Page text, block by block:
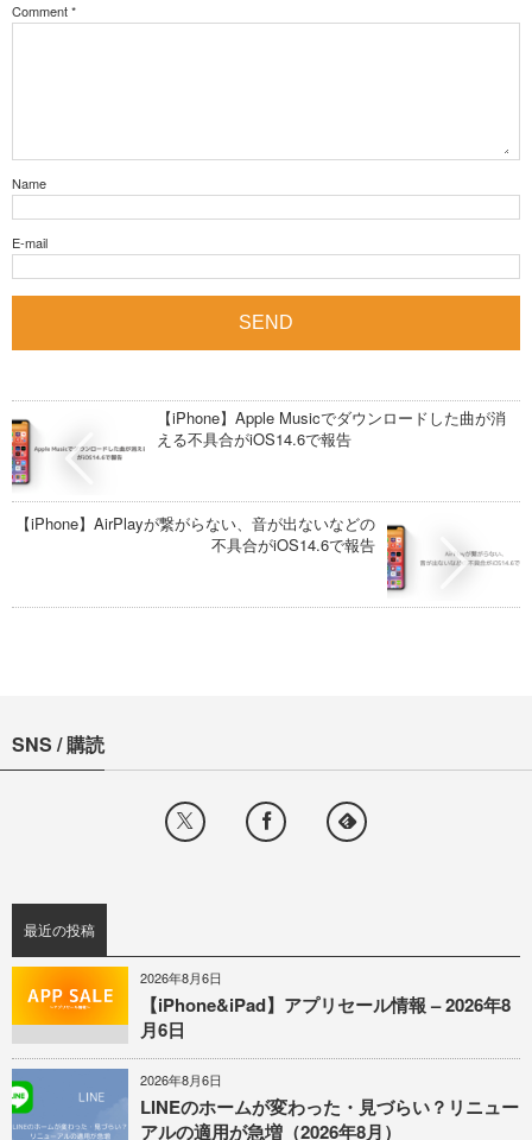
Comment*
Name
E-mail
【iPhone】Apple Musicでダウンロードした曲が消
える不具合がiOS14.6で報告
【iPhone】AirPlayが繋がらない、音が出ないなどの
不具合がiOS14.6で報告
SNS / 購読
最近の投稿
2026年8月6日
【iPhone&iPad】アプリセール情報 – 2026年8
月6日
2026年8月6日
LINEのホームが変わった・見づらい？リニュー
アルの適用が急増（2026年8月）